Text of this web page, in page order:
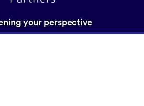
your perspective